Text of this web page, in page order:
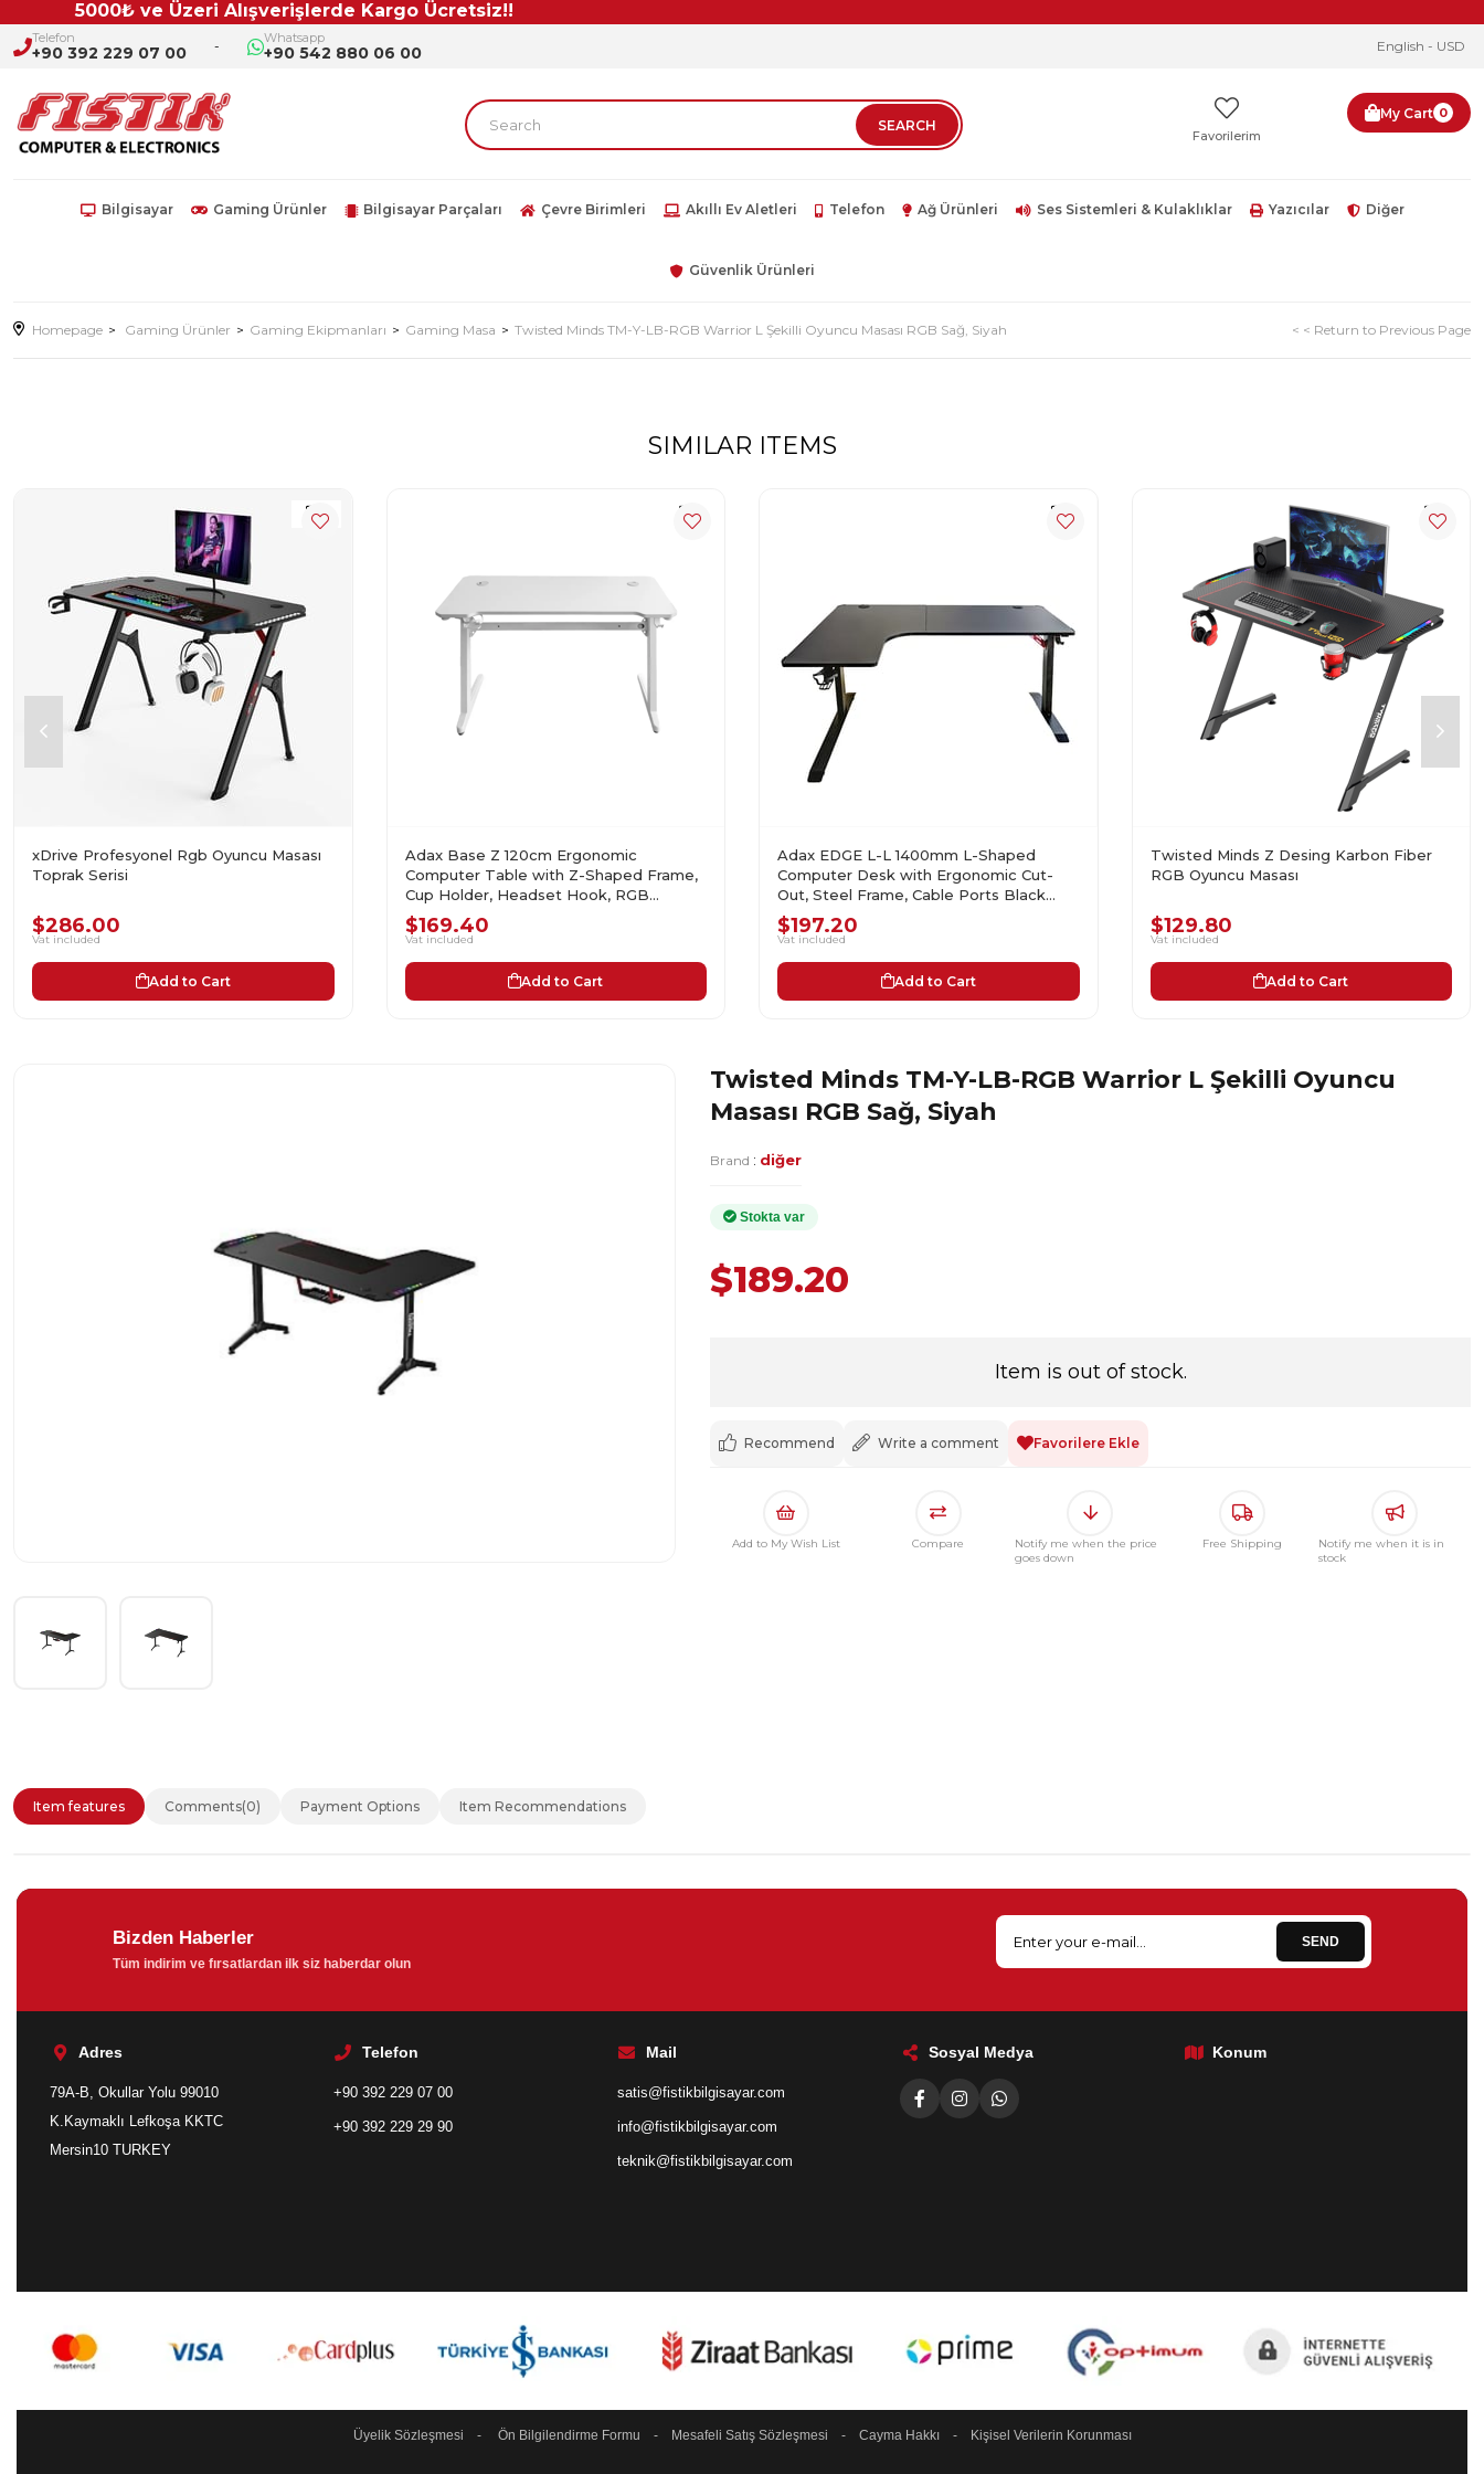
5000₺ ve Üzeri Alışverişlerde Kargo Ücretsiz!!
Telefon
+90 392 229 07 00
Whatsapp
+90 542 880 06 00 English - USD
My Cart 0
Favorilerim
Bilgisayar Gaming Ürünler Bilgisayar Parçaları Çevre Birimleri Akıllı Ev Aletleri Telefon Ağ Ürünleri Ses Sistemleri & Kulaklıklar Yazıcılar Diğer
Güvenlik Ürünleri
Homepage Gaming Ürünler Gaming Ekipmanları Gaming Masa Twisted Minds TM-Y-LB-RGB Warrior L Şekilli Oyuncu Masası RGB Sağ, Siyah < < Return to Previous Page
SIMILAR ITEMS
xDrive Profesyonel Rgb Oyuncu Masası
Toprak Serisi
$286.00
Vat included
Add to Cart
Adax Base Z 120cm Ergonomic
Computer Table with Z-Shaped Frame,
Cup Holder, Headset Hook, RGB
Accent - WHITE Gaming Desk
$169.40
Vat included
Add to Cart
Adax EDGE L-L 1400mm L-Shaped
Computer Desk with Ergonomic Cut-
Out, Steel Frame, Cable Ports Black
Gaming Desk
$197.20
Vat included
Add to Cart
Twisted Minds Z Desing Karbon Fiber
RGB Oyuncu Masası
$129.80
Vat included
Add to Cart
Twisted Minds TM-Y-LB-RGB Warrior L Şekilli Oyuncu
Masası RGB Sağ, Siyah
Brand : diğer
$189.20
Item is out of stock.
Recommend Write a comment Favorilere Ekle
Add to My Wish List Compare
Notify me when the price
goes down
Free Shipping
Notify me when it is in
stock
Item features Comments(0) Payment Options Item Recommendations
Bizden Haberler
Tüm indirim ve fırsatlardan ilk siz haberdar olun
SEND
Adres
79A-B, Okullar Yolu 99010
K.Kaymaklı Lefkoşa KKTC
Mersin10 TURKEY
Telefon
+90 392 229 07 00
+90 392 229 29 90
Mail
satis@fistikbilgisayar.com
info@fistikbilgisayar.com
teknik@fistikbilgisayar.com
Sosyal Medya Konum
Üyelik Sözleşmesi - Ön Bilgilendirme Formu - Mesafeli Satış Sözleşmesi - Cayma Hakkı- Kişisel Verilerin Korunması